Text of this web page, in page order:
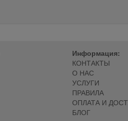
Информация:
КОНТАКТЫ
О НАС
УСЛУГИ
ПРАВИЛА
ОПЛАТА И
БЛОГ